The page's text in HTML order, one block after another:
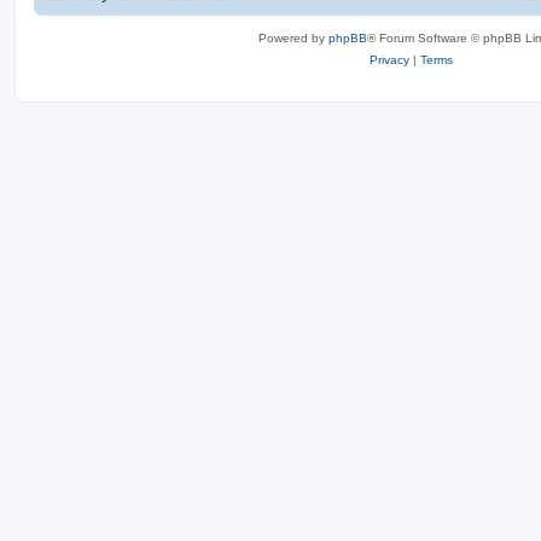
Powered by phpBB® Forum Software © phpBB
Privacy | Terms